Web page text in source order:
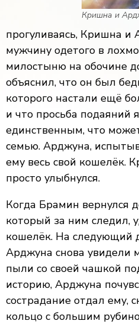
Кришна и
прогуливаясь, Кришна и
мужчину одетого в
милостыню на обочине
объяснил, что он был
которого настали ещё
и что просьба подаяний
единственным, что
семью. Арджуна,
ему весь свой кошелёк.
просто улыбнулся.
Когда Брамин вернулся
который за ним следил,
кошелёк. На следующий
Арджуна снова увидели
пыли со своей чашкой
историю, Арджуна
сострадание отдал ему,
кольцо с большим